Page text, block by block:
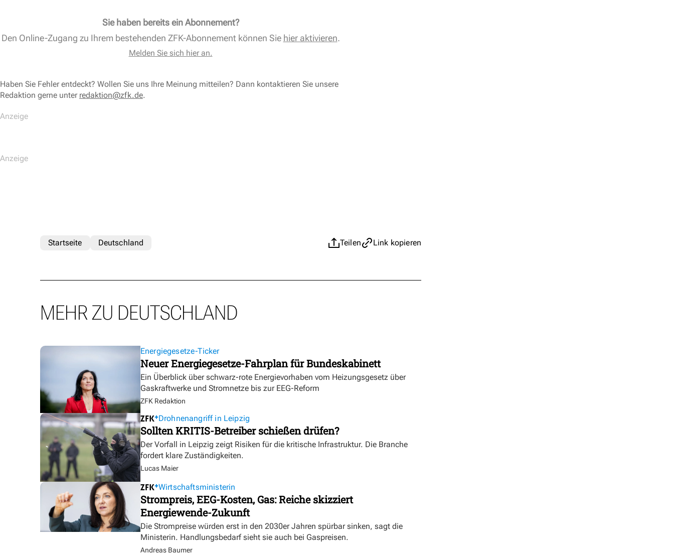
Sie haben bereits ein Abonnement?
Den Online-Zugang zu Ihrem bestehenden ZFK-Abonnement können Sie hier aktivieren.
Melden Sie sich hier an.
Haben Sie Fehler entdeckt? Wollen Sie uns Ihre Meinung mitteilen? Dann kontaktieren Sie unsere
Redaktion gerne unter redaktion@zfk.de.
Teilen Link kopieren
Startseite Deutschland
MEHR ZU DEUTSCHLAND
Energiegesetze-Ticker
Neuer Energiegesetze-Fahrplan für Bundeskabinett
Ein Überblick über schwarz-rote Energievorhaben vom Heizungsgesetz über
Gaskraftwerke und Stromnetze bis zur EEG-Reform
ZFK Redaktion
Drohnenangriff in Leipzig
Sollten KRITIS-Betreiber schießen drüfen?
Der Vorfall in Leipzig zeigt Risiken für die kritische Infrastruktur. Die Branche
fordert klare Zuständigkeiten.
Lucas Maier
Wirtschaftsministerin
Strompreis, EEG-Kosten, Gas: Reiche skizziert
Energiewende-Zukunft
Die Strompreise würden erst in den 2030er Jahren spürbar sinken, sagt die
Ministerin. Handlungsbedarf sieht sie auch bei Gaspreisen.
Andreas Baumer